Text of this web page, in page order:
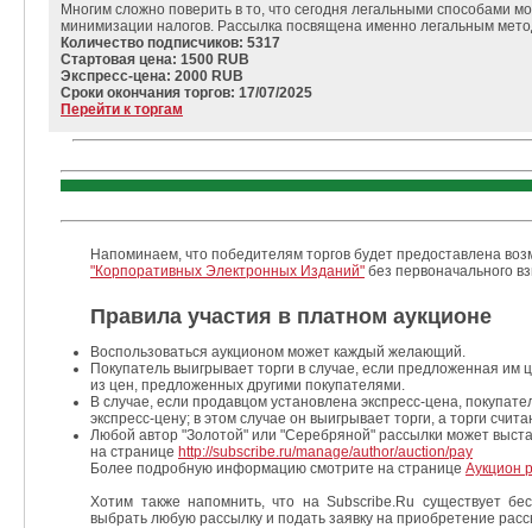
Многим сложно поверить в то, что сегодня легальными способами
минимизации налогов. Рассылка посвящена именно легальным
Количество подписчиков: 5317
Стартовая цена: 1500 RUB
Экспресс-цена: 2000 RUB
Сроки окончания торгов: 17/07/2025
Перейти к торгам
Напоминаем, что победителям торгов будет предоставлена
"Корпоративных Электронных Изданий" без первоначального
Правила участия в платном аукционе
Воспользоваться аукционом может каждый желающий.
Покупатель выигрывает торги в случае, если предложенная
из цен, предложенных другими покупателями.
В случае, если продавцом установлена экспресс-цена,
экспресс-цену; в этом случае он выигрывает торги, а торги
Любой автор "Золотой" или "Серебряной" рассылки может
на странице http://subscribe.ru/manage/author/auction/pay
Более подробную информацию смотрите на странице Аукцион
Хотим также напомнить, что на Subscribe.Ru существует
выбрать любую рассылку и подать заявку на приобретение